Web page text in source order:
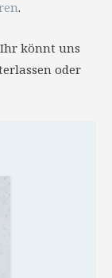
.
könnt uns
oder